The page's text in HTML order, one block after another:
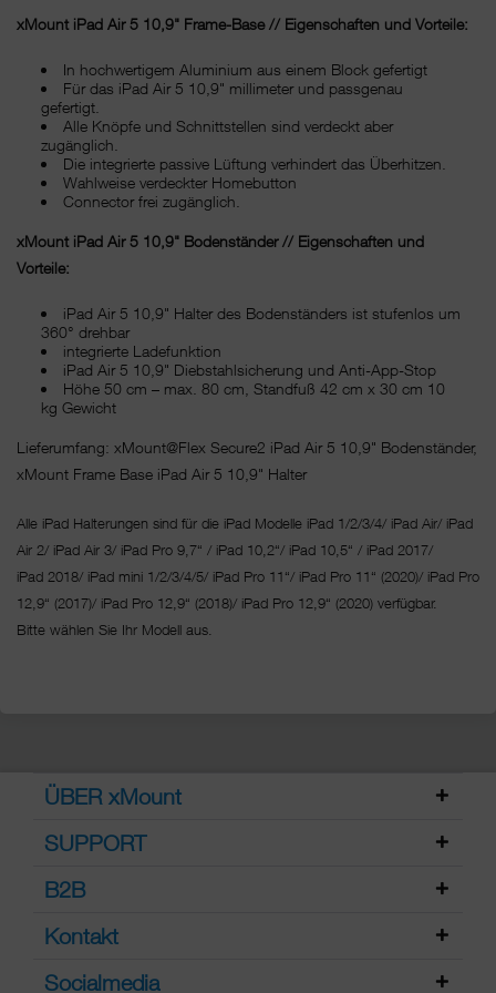
xMount iPad Air 5 10,9" Frame-Base // Eigenschaften und Vorteile:
In hochwertigem Aluminium aus einem Block gefertigt
Für das iPad Air 5 10,9" millimeter und passgenau
gefertigt.
Alle Knöpfe und Schnittstellen sind verdeckt aber
zugänglich.
Die integrierte passive Lüftung verhindert das Überhitzen.
Wahlweise verdeckter Homebutton
Connector frei zugänglich.
xMount iPad Air 5 10,9" Bodenständer // Eigenschaften und
Vorteile:
iPad Air 5 10,9" Halter des Bodenständers ist stufenlos um
360° drehbar
integrierte Ladefunktion
iPad Air 5 10,9" Diebstahlsicherung und Anti-App-Stop
Höhe 50 cm – max. 80 cm, Standfuß 42 cm x 30 cm 10
kg Gewicht
Lieferumfang: xMount@Flex Secure2 iPad Air 5 10,9" Bodenständer,
xMount Frame Base iPad Air 5 10,9" Halter
Alle iPad Halterungen sind für die iPad Modelle iPad 1/2/3/4/ iPad Air/ iPad
Air 2/ iPad Air 3/ iPad Pro 9,7“ / iPad 10,2“/ iPad 10,5“ / iPad 2017/
iPad 2018/ iPad mini 1/2/3/4/5/ iPad Pro 11“/ iPad Pro 11“ (2020)/ iPad Pro
12,9“ (2017)/ iPad Pro 12,9“ (2018)/ iPad Pro 12,9“ (2020) verfügbar.
Bitte wählen Sie Ihr Modell aus.
ÜBER xMount
SUPPORT
B2B
Kontakt
Socialmedia